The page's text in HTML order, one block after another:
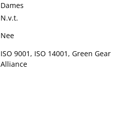
Dames
N.v.t.
Nee
ISO 9001, ISO 14001, Green Gear
Alliance